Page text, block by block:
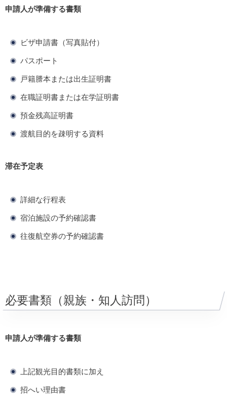
申請人が準備する書類
ビザ申請書（写真貼付）
パスポート
戸籍謄本または出生証明書
在職証明書または在学証明書
預金残高証明書
渡航目的を疎明する資料
滞在予定表
詳細な行程表
宿泊施設の予約確認書
往復航空券の予約確認書
必要書類（親族・知人訪問）
申請人が準備する書類
上記観光目的書類に加え
招へい理由書